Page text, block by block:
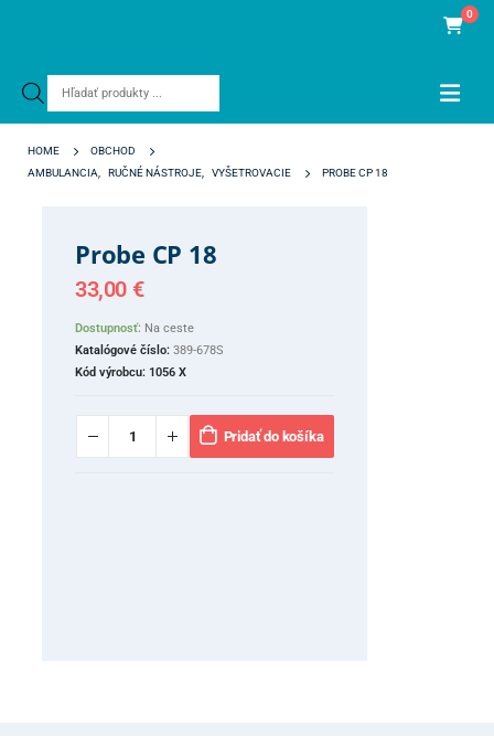
Products
0
HOME
OBCHOD
AMBULANCIA
RUČNÉ NÁSTROJE VYŠETROVACIE PROBE CP 18
Probe CP 18
33,00 €
Dostupnosť: Na ceste
Katalógové číslo: 389-678S
Kód výrobcu: 1056 X
Pridať do košíka